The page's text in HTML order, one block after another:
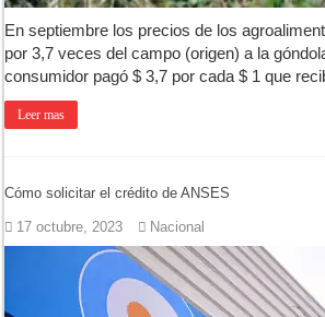
En septiembre los precios de los
por 3,7 veces del campo (origen) a la
consumidor pagó $ 3,7 por cada $ 1 que
Leer mas
Cómo solicitar el crédito de ANSES
17 octubre, 2023 Nacional